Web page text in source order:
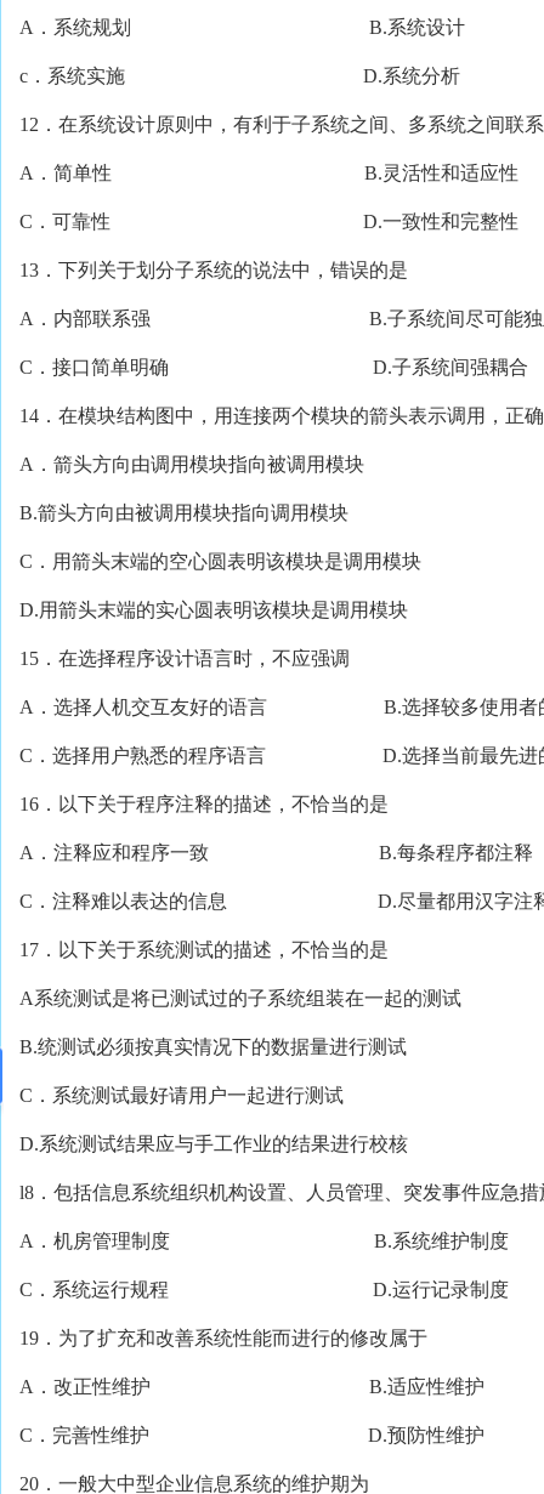
A．系统规划 B.系统设计
c．系统实施 D.系统分析
12．在系统设计原则中，有利于子系统之间、多系统之间联
A．简单性 B.灵活性和适应性
C．可靠性 D.一致性和完整性
13．下列关于划分子系统的说法中，错误的是
A．内部联系强 B.子系统间尽可能独
C．接口简单明确 D.子系统间强耦合
14．在模块结构图中，用连接两个模块的箭头表示调用，正
A．箭头方向由调用模块指向被调用模块
B.箭头方向由被调用模块指向调用模块
C．用箭头末端的空心圆表明该模块是调用模块
D.用箭头末端的实心圆表明该模块是调用模块
15．在选择程序设计语言时，不应强调
A．选择人机交互友好的语言 B.选择较多使用者
C．选择用户熟悉的程序语言 D.选择当前最先进
16．以下关于程序注释的描述，不恰当的是
A．注释应和程序一致 B.每条程序都注释
C．注释难以表达的信息 D.尽量都用汉字注
17．以下关于系统测试的描述，不恰当的是
A系统测试是将已测试过的子系统组装在一起的测试
B.统测试必须按真实情况下的数据量进行测试
C．系统测试最好请用户一起进行测试
D.系统测试结果应与手工作业的结果进行校核
l8．包括信息系统组织机构设置、人员管理、突发事件应急
A．机房管理制度 B.系统维护制度
C．系统运行规程 D.运行记录制度
19．为了扩充和改善系统性能而进行的修改属于
A．改正性维护 B.适应性维护
C．完善性维护 D.预防性维护
20．一般大中型企业信息系统的维护期为